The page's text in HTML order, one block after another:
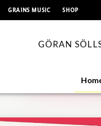
GRAINS MUSIC SHOP
GÖRAN